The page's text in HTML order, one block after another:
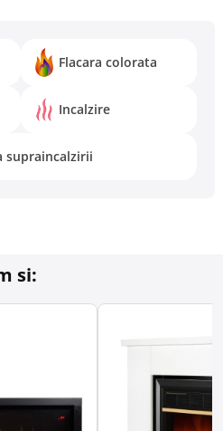
Flacara colorata
Incalzire
supraincalzirii
si: